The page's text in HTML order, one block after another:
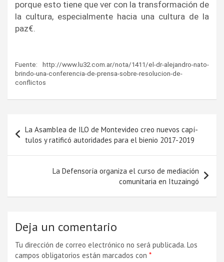
porque esto tiene que ver con la transformación de
la cultura, especialmente hacia una cultura de la
paz€.
Fuente: http://www.lu32.com.ar/nota/1411/el-dr-alejandro-nato-
brindo-una-conferencia-de-prensa-sobre-resolucion-de-
conflictos
de
entradas
La Asamblea de ILO de Montevideo creo nuevos capí­
tulos y ratificó autoridades para el bienio 2017-2019
La Defensorí­a organiza el curso de mediación
comunitaria en Ituzaingó
Deja un comentario
Tu dirección de correo electrónico no será publicada. Los
campos obligatorios están marcados con *